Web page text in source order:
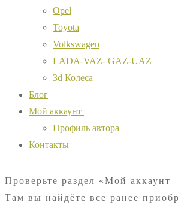
Opel
Toyota
Volkswagen
LADA-VAZ- GAZ-UAZ
3d Колеса
Блог
Мой аккаунт
Профиль автора
Контакты
Проверьте раздел «Мой аккаунт
Там вы найдёте все ранее